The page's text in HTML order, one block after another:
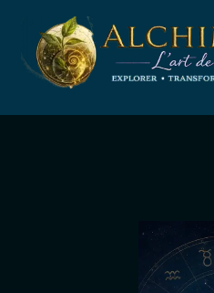
contenu